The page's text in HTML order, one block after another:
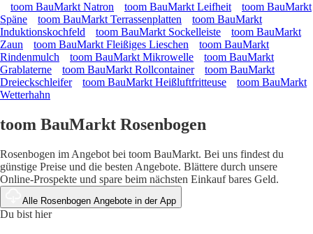
toom BauMarkt Natron toom BauMarkt Leifheit
toom BauMarkt
Späne
toom BauMarkt Terrassenplatten
toom BauMarkt
Induktionskochfeld
toom BauMarkt Sockelleiste
toom BauMarkt
Zaun
toom BauMarkt Fleißiges Lieschen
toom BauMarkt
Rindenmulch
toom BauMarkt Mikrowelle
toom BauMarkt
Grablaterne
toom BauMarkt Rollcontainer
toom BauMarkt
Dreieckschleifer
toom BauMarkt Heißluftfritteuse
toom BauMarkt
Wetterhahn
toom BauMarkt Rosenbogen
Rosenbogen im Angebot bei toom BauMarkt. Bei uns findest du
günstige Preise und die besten Angebote. Blättere durch unsere
Online-Prospekte und spare beim nächsten Einkauf bares Geld.
Alle Rosenbogen Angebote in der App
Du bist hier